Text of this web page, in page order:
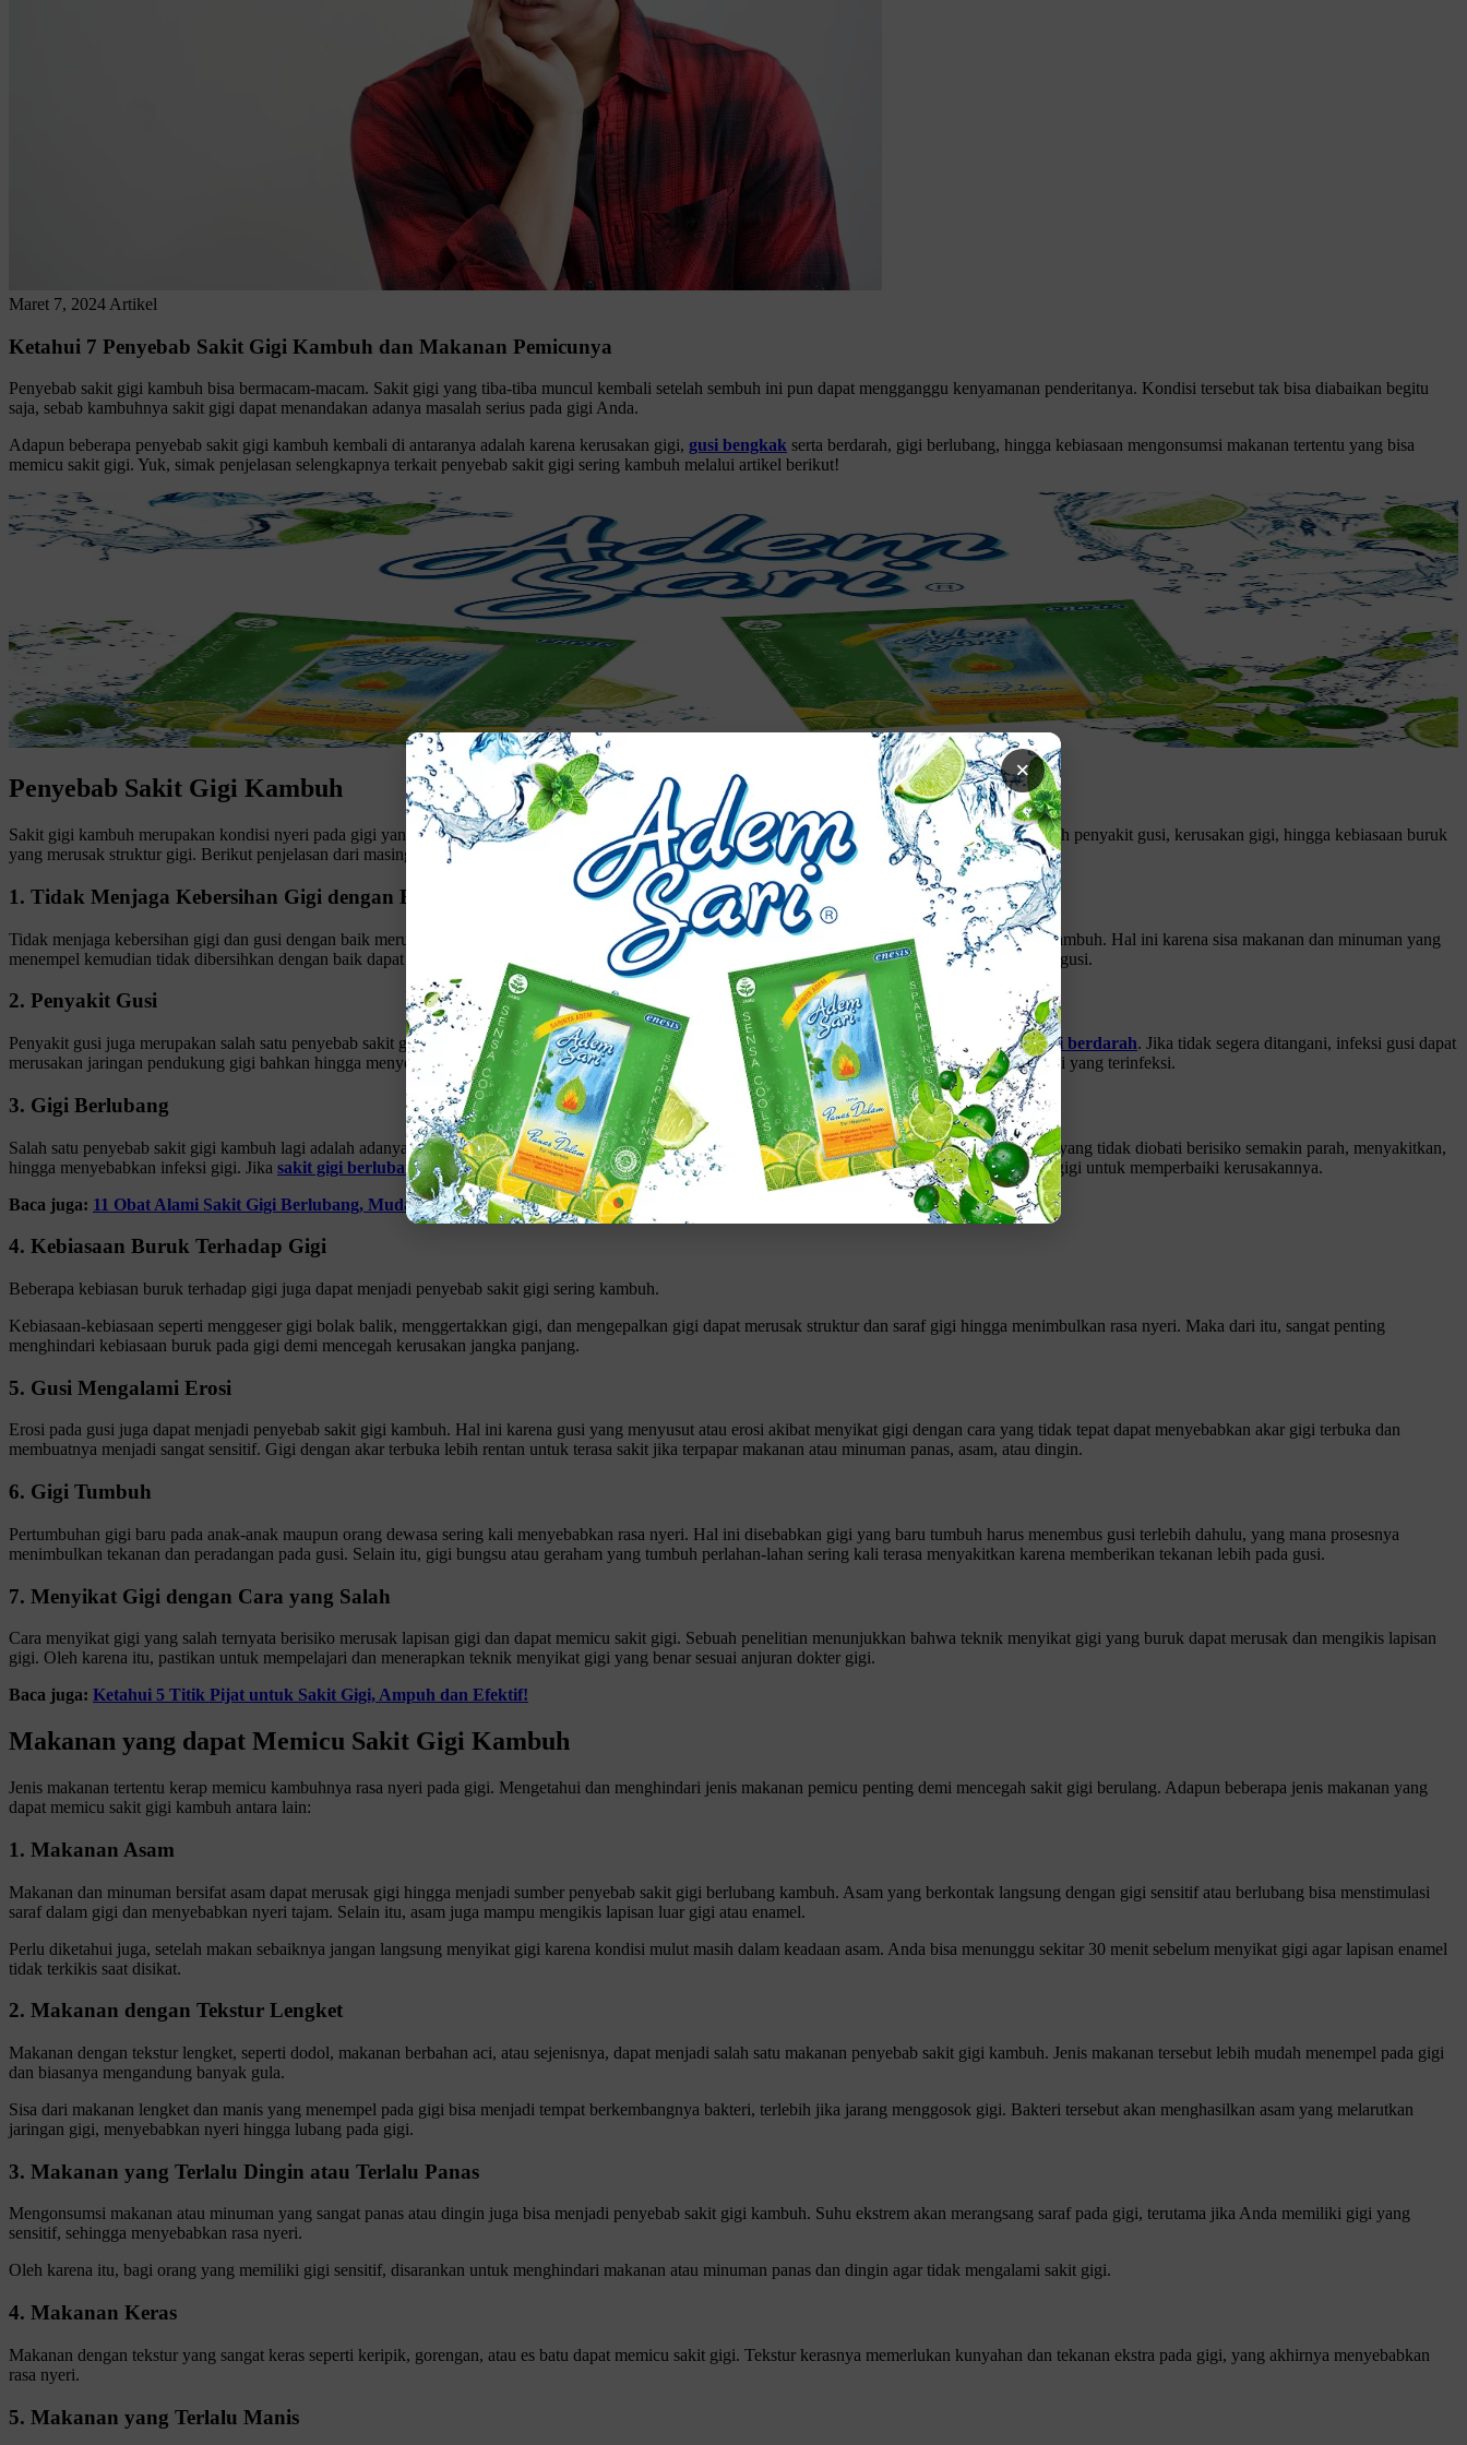
Maret 7, 2024 Artikel
Ketahui 7 Penyebab Sakit Gigi Kambuh dan Makanan Pemicunya
Penyebab sakit gigi kambuh bisa bermacam-macam. Sakit gigi yang tiba-tiba muncul kembali setelah sembuh ini pun dapat mengganggu kenyamanan penderitanya. Kondisi tersebut tak bisa diabaikan begitu
saja, sebab kambuhnya sakit gigi dapat menandakan adanya masalah serius pada gigi Anda.
Adapun beberapa penyebab sakit gigi kambuh kembali di antaranya adalah karena kerusakan gigi, gusi bengkak serta berdarah, gigi berlubang, hingga kebiasaan mengonsumsi makanan tertentu yang bisa
memicu sakit gigi. Yuk, simak penjelasan selengkapnya terkait penyebab sakit gigi sering kambuh melalui artikel berikut!
×
Penyebab Sakit Gigi Kambuh
Sakit gigi kambuh merupakan kondisi nyeri pada gigi yang datang dan pergi. Ada beragam faktor penyebab gigi sakit secara berulang, di antaranya adalah penyakit gusi, kerusakan gigi, hingga kebiasaan buruk
yang merusak struktur gigi. Berikut penjelasan dari masing-masing penyebabnya.
1. Tidak Menjaga Kebersihan Gigi dengan Baik
Tidak menjaga kebersihan gigi dan gusi dengan baik merupakan salah satu penyebab timbulnya berbagai masalah kesehatan mulut, termasuk sakit gigi kambuh. Hal ini karena sisa makanan dan minuman yang
menempel kemudian tidak dibersihkan dengan baik dapat membusuk menyebabkan kerusakan enamel gigi sehingga berisiko terjadinya infeksi gigi serta gusi.
2. Penyakit Gusi
Penyakit gusi juga merupakan salah satu penyebab sakit gigi kambuh. Penyakit gusi ditandai dengan gejala seperti gusi bengkak, kemerahan, hinggagusi berdarah. Jika tidak segera ditangani, infeksi gusi dapat
merusakan jaringan pendukung gigi bahkan hingga menyebabkan gigi tanggal. Selain itu, restorasi seperti tambalan juga rentan terhadap iritasi akibat gusi yang terinfeksi.
3. Gigi Berlubang
Salah satu penyebab sakit gigi kambuh lagi adalah adanya kerusakan pada gigi, seperti gigi berlubang. Meskipun sering kali tanpa gejala, gigi berlubang yang tidak diobati berisiko semakin parah, menyakitkan,
hingga menyebabkan infeksi gigi. Jika sakit gigi berlubangsudah tidak dapat diatasi dengan tambalan gigi biasa, Anda mungkin memerlukan mahkota gigi untuk memperbaiki kerusakannya.
Baca juga: 11 Obat Alami Sakit Gigi Berlubang, Mudah Didapat di Rumah
4. Kebiasaan Buruk Terhadap Gigi
Beberapa kebiasan buruk terhadap gigi juga dapat menjadi penyebab sakit gigi sering kambuh.
Kebiasaan-kebiasaan seperti menggeser gigi bolak balik, menggertakkan gigi, dan mengepalkan gigi dapat merusak struktur dan saraf gigi hingga menimbulkan rasa nyeri. Maka dari itu, sangat penting
menghindari kebiasaan buruk pada gigi demi mencegah kerusakan jangka panjang.
5. Gusi Mengalami Erosi
Erosi pada gusi juga dapat menjadi penyebab sakit gigi kambuh. Hal ini karena gusi yang menyusut atau erosi akibat menyikat gigi dengan cara yang tidak tepat dapat menyebabkan akar gigi terbuka dan
membuatnya menjadi sangat sensitif. Gigi dengan akar terbuka lebih rentan untuk terasa sakit jika terpapar makanan atau minuman panas, asam, atau dingin.
6. Gigi Tumbuh
Pertumbuhan gigi baru pada anak-anak maupun orang dewasa sering kali menyebabkan rasa nyeri. Hal ini disebabkan gigi yang baru tumbuh harus menembus gusi terlebih dahulu, yang mana prosesnya
menimbulkan tekanan dan peradangan pada gusi. Selain itu, gigi bungsu atau geraham yang tumbuh perlahan-lahan sering kali terasa menyakitkan karena memberikan tekanan lebih pada gusi.
7. Menyikat Gigi dengan Cara yang Salah
Cara menyikat gigi yang salah ternyata berisiko merusak lapisan gigi dan dapat memicu sakit gigi. Sebuah penelitian menunjukkan bahwa teknik menyikat gigi yang buruk dapat merusak dan mengikis lapisan
gigi. Oleh karena itu, pastikan untuk mempelajari dan menerapkan teknik menyikat gigi yang benar sesuai anjuran dokter gigi.
Baca juga: Ketahui 5 Titik Pijat untuk Sakit Gigi, Ampuh dan Efektif!
Makanan yang dapat Memicu Sakit Gigi Kambuh
Jenis makanan tertentu kerap memicu kambuhnya rasa nyeri pada gigi. Mengetahui dan menghindari jenis makanan pemicu penting demi mencegah sakit gigi berulang. Adapun beberapa jenis makanan yang
dapat memicu sakit gigi kambuh antara lain:
1. Makanan Asam
Makanan dan minuman bersifat asam dapat merusak gigi hingga menjadi sumber penyebab sakit gigi berlubang kambuh. Asam yang berkontak langsung dengan gigi sensitif atau berlubang bisa menstimulasi
saraf dalam gigi dan menyebabkan nyeri tajam. Selain itu, asam juga mampu mengikis lapisan luar gigi atau enamel.
Perlu diketahui juga, setelah makan sebaiknya jangan langsung menyikat gigi karena kondisi mulut masih dalam keadaan asam. Anda bisa menunggu sekitar 30 menit sebelum menyikat gigi agar lapisan enamel
tidak terkikis saat disikat.
2. Makanan dengan Tekstur Lengket
Makanan dengan tekstur lengket, seperti dodol, makanan berbahan aci, atau sejenisnya, dapat menjadi salah satu makanan penyebab sakit gigi kambuh. Jenis makanan tersebut lebih mudah menempel pada gigi
dan biasanya mengandung banyak gula.
Sisa dari makanan lengket dan manis yang menempel pada gigi bisa menjadi tempat berkembangnya bakteri, terlebih jika jarang menggosok gigi. Bakteri tersebut akan menghasilkan asam yang melarutkan
jaringan gigi, menyebabkan nyeri hingga lubang pada gigi.
3. Makanan yang Terlalu Dingin atau Terlalu Panas
Mengonsumsi makanan atau minuman yang sangat panas atau dingin juga bisa menjadi penyebab sakit gigi kambuh. Suhu ekstrem akan merangsang saraf pada gigi, terutama jika Anda memiliki gigi yang
sensitif, sehingga menyebabkan rasa nyeri.
Oleh karena itu, bagi orang yang memiliki gigi sensitif, disarankan untuk menghindari makanan atau minuman panas dan dingin agar tidak mengalami sakit gigi.
4. Makanan Keras
Makanan dengan tekstur yang sangat keras seperti keripik, gorengan, atau es batu dapat memicu sakit gigi. Tekstur kerasnya memerlukan kunyahan dan tekanan ekstra pada gigi, yang akhirnya menyebabkan
rasa nyeri.
5. Makanan yang Terlalu Manis